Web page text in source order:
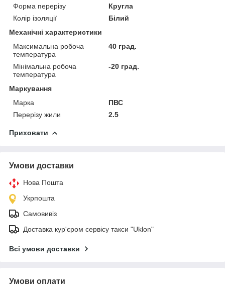
Форма перерізу
Кругла
Колір ізоляції
Білий
Механічні характеристики
Максимальна робоча
температура
40 град.
Мінімальна робоча
температура
-20 град.
Маркування
Марка
ПВС
Перерізу жили
2.5
Приховати
Умови доставки
Нова Пошта
Укрпошта
Самовивіз
Доставка кур'єром сервісу такси "Uklon"
Всі умови доставки
Умови оплати